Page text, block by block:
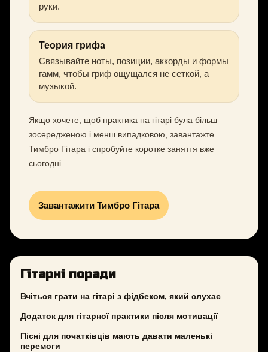
руки.
Теория грифа
Связывайте ноты, позиции, аккорды и формы
гамм, чтобы гриф ощущался не сеткой, а
музыкой.
Якщо хочете, щоб практика на гітарі була більш
зосередженою і менш випадковою, завантажте
Тимбро Гітара і спробуйте коротке заняття вже
сьогодні.
Завантажити Тимбро Гітара
Гітарні поради
Вчіться грати на гітарі з фідбеком, який слухає
Додаток для гітарної практики після мотивації
Пісні для початківців мають давати маленькі
перемоги